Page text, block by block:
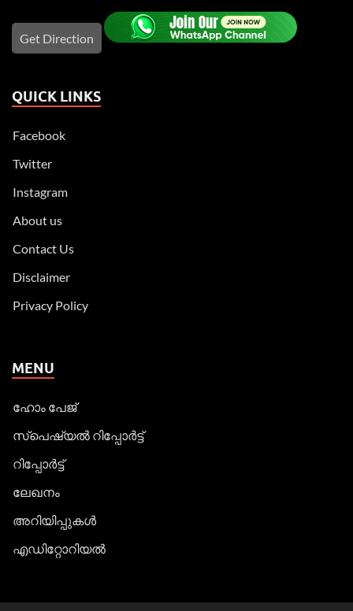
Get Direction
QUICK LINKS
Facebook
Twitter
Instagram
About us
Contact Us
Disclaimer
Privacy Policy
MENU
ഹോം പേജ്
സ്പെഷ്യൽ റിപ്പോര്‍ട്ട്
റിപ്പോര്‍ട്ട്
ലേഖനം
അറിയിപ്പുകള്‍
എഡിറ്റോറിയല്‍